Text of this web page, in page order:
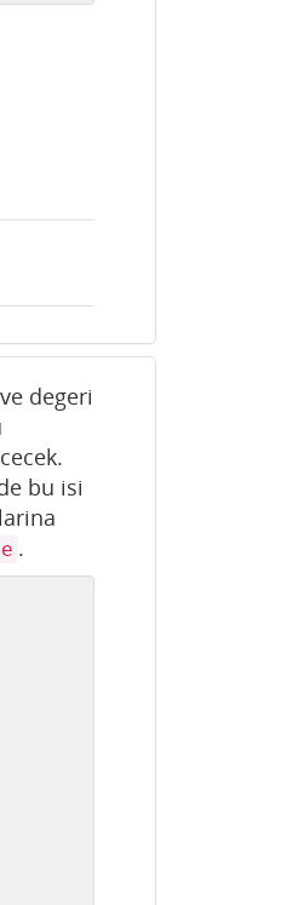
degeri
bu isi
.